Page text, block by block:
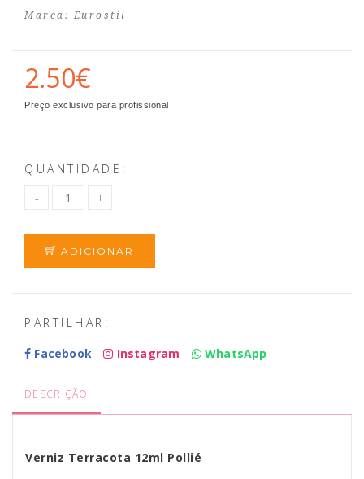
Marca: Eurostil
2.50€
Preço exclusivo para profissional
QUANTIDADE:
ADICIONAR
PARTILHAR:
Facebook
Instagram WhatsApp
DESCRIÇÃO
Verniz Terracota 12ml Pollié